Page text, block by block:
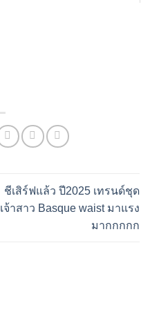
ชีเสิร์ฟแล้ว ปี2025 เทรนด์ชุด
เจ้าสาว Basque waist มาแรง
มากกกกก